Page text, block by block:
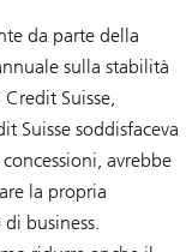
da parte della
sulla stabilità
Suisse,
Suisse soddisfaceva
avrebbe
la propria
business.